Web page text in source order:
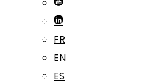
FR
EN
ES